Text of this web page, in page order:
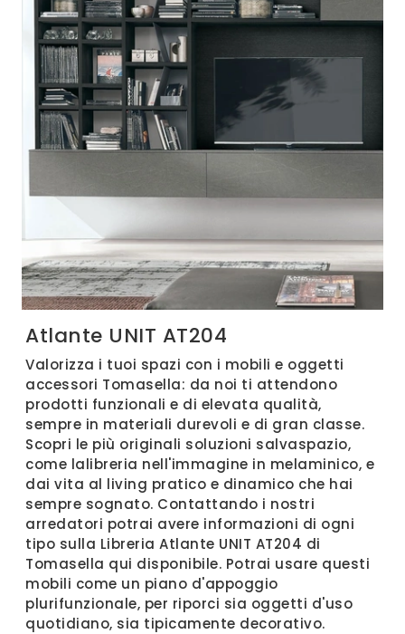
Atlante UNIT AT204
Valorizza i tuoi spazi con i mobili e oggetti
accessori Tomasella: da noi ti attendono
prodotti funzionali e di elevata qualità,
sempre in materiali durevoli e di gran classe.
Scopri le più originali soluzioni salvaspazio,
come lalibreria nell'immagine in melaminico, e
dai vita al living pratico e dinamico che hai
sempre sognato. Contattando i nostri
arredatori potrai avere informazioni di ogni
tipo sulla Libreria Atlante UNIT AT204 di
Tomasella qui disponibile. Potrai usare questi
mobili come un piano d'appoggio
plurifunzionale, per riporci sia oggetti d'uso
quotidiano, sia tipicamente decorativo.